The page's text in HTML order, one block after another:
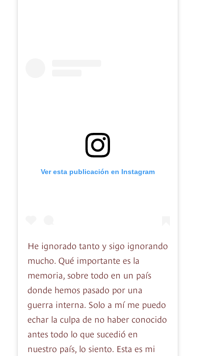
Ver esta publicación en Instagram
He ignorado tanto y sigo ignorando
mucho. Qué importante es la
memoria, sobre todo en un país
donde hemos pasado por una
guerra interna. Solo a mí me puedo
echar la culpa de no haber conocido
antes todo lo que sucedió en
nuestro país, lo siento. Esta es mi